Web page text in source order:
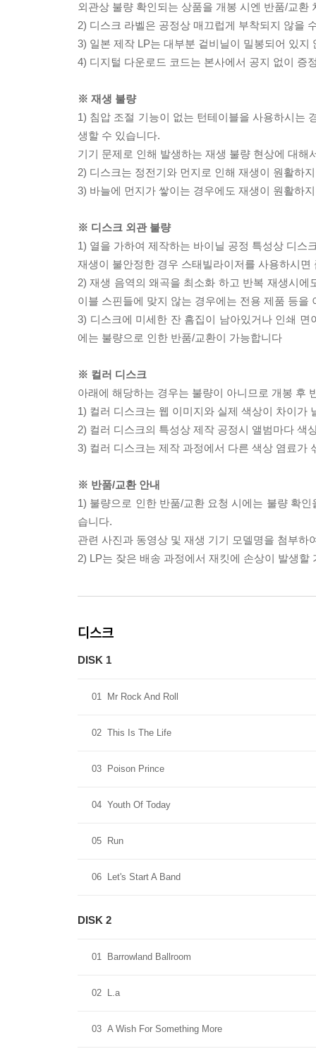
외관상 불량 확인되는 상품을 개봉 시엔 반품/교환
2) 디스크 라벨은 공정상 매끄럽게 부착되지 않을
3) 일본 제작 LP는 대부분 겉비닐이 밀봉되어 있지
4) 디지털 다운로드 코드는 본사에서 공지 없이 증
※ 재생 불량
1) 침압 조절 기능이 없는 턴테이블을 사용하시는
생할 수 있습니다.
기기 문제로 인해 발생하는 재생 불량 현상에 대
2) 디스크는 정전기와 먼지로 인해 재생이 원활하
3) 바늘에 먼지가 쌓이는 경우에도 재생이 원활하
※ 디스크 외관 불량
1) 열을 가하여 제작하는 바이닐 공정 특성상 디스
재생이 불안정한 경우 스태빌라이저를 사용하시
2) 재생 음역의 왜곡을 최소화 하고 반복 재생시
이블 스핀들에 맞지 않는 경우에는 전용 제품 등
3) 디스크에 미세한 잔 흠집이 남아있거나 인쇄
에는 불량으로 인한 반품/교환이 가능합니다
※ 컬러 디스크
아래에 해당하는 경우는 불량이 아니므로 개봉 후
1) 컬러 디스크는 웹 이미지와 실제 색상이 차이가
2) 컬러 디스크의 특성상 제작 공정시 앨범마다 색
3) 컬러 디스크는 제작 과정에서 다른 색상 염료가
※ 반품/교환 안내
1) 불량으로 인한 반품/교환 요청 시에는 불량 확
습니다.
관련 사진과 동영상 및 재생 기기 모델명을 첨부하
2) LP는 잦은 배송 과정에서 재킷에 손상이 발생
디스크
DISK 1
01 Mr Rock And Roll
02 This Is The Life
03 Poison Prince
04 Youth Of Today
05 Run
06 Let's Start A Band
DISK 2
01 Barrowland Ballroom
02 L.a
03 A Wish For Something More